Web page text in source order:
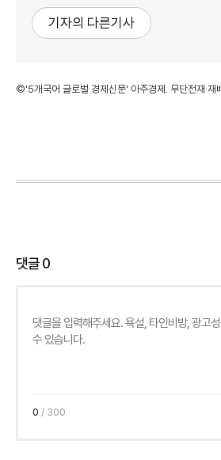
기자의 다른기사
©'5개국어 글로벌 경제신문' 아주경제. 무단전재·재
댓글0
0 / 300